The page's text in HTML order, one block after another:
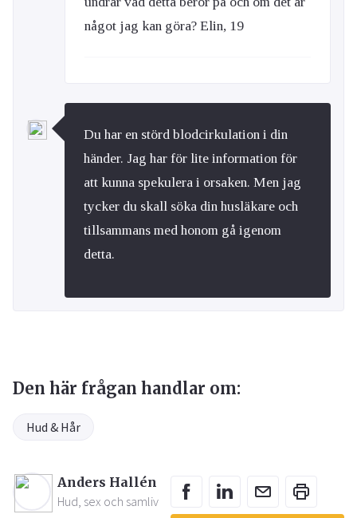
något jag kan göra? Elin, 19
Du har en störd blodcirkulation i din
händer. Jag har för lite information för
att kunna spekulera i orsaken. Men jag
tycker du skall söka din husläkare och
tillsammans med honom gå igenom
detta.
Den här frågan handlar om:
Hud & Hår
Anders Hallén
Hud, sex och samliv